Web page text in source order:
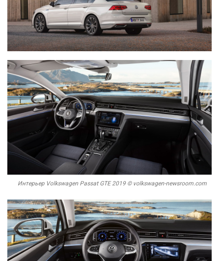
Интерьер Volkswagen Passat GTE 2019 © volkswagen-newsroom.com